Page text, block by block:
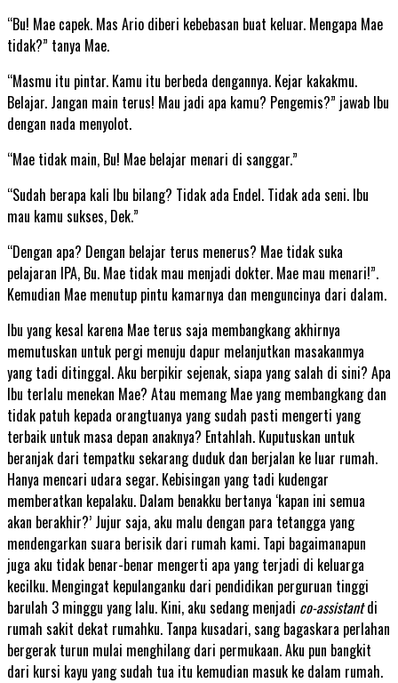
“Bu! Mae capek. Mas Ario diberi kebebasan buat keluar. Mengapa Mae
tidak?” tanya Mae.
“Masmu itu pintar. Kamu itu berbeda dengannya. Kejar kakakmu.
Belajar. Jangan main terus! Mau jadi apa kamu? Pengemis?” jawab Ibu
dengan nada menyolot.
“Mae tidak main, Bu! Mae belajar menari di sanggar.”
“Sudah berapa kali Ibu bilang? Tidak ada Endel. Tidak ada seni. Ibu
mau kamu sukses, Dek.”
“Dengan apa? Dengan belajar terus menerus? Mae tidak suka
pelajaran IPA, Bu. Mae tidak mau menjadi dokter. Mae mau menari!”.
Kemudian Mae menutup pintu kamarnya dan menguncinya dari dalam.
Ibu yang kesal karena Mae terus saja membangkang akhirnya
memutuskan untuk pergi menuju dapur melanjutkan masakanmya
yang tadi ditinggal. Aku berpikir sejenak, siapa yang salah di sini? Apa
Ibu terlalu menekan Mae? Atau memang Mae yang membangkang dan
tidak patuh kepada orangtuanya yang sudah pasti mengerti yang
terbaik untuk masa depan anaknya? Entahlah. Kuputuskan untuk
beranjak dari tempatku sekarang duduk dan berjalan ke luar rumah.
Hanya mencari udara segar. Kebisingan yang tadi kudengar
memberatkan kepalaku. Dalam benakku bertanya ‘kapan ini semua
akan berakhir?’ Jujur saja, aku malu dengan para tetangga yang
mendengarkan suara berisik dari rumah kami. Tapi bagaimanapun
juga aku tidak benar-benar mengerti apa yang terjadi di keluarga
kecilku. Mengingat kepulanganku dari pendidikan perguruan tinggi
barulah 3 minggu yang lalu. Kini, aku sedang menjadi co-assistantdi
rumah sakit dekat rumahku. Tanpa kusadari, sang bagaskara perlahan
bergerak turun mulai menghilang dari permukaan. Aku pun bangkit
dari kursi kayu yang sudah tua itu kemudian masuk ke dalam rumah.